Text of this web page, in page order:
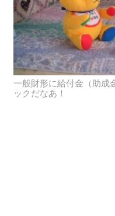
一般財形に給付金（助成
ックだなあ！